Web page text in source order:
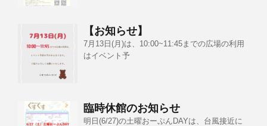
【お知らせ】
7月13日(月)は、10:00~11:45までの広場の利用
はイベント予
臨時休館のお知らせ
明日(6/27)の土曜おーぷんDAYは、台風接近に